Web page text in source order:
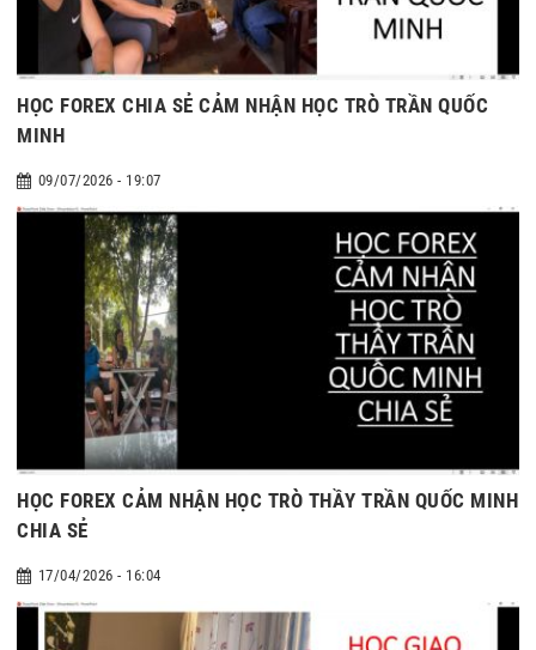
HỌC FOREX CHIA SẺ CẢM NHẬN HỌC TRÒ TRẦN QUỐC
MINH
09/07/2026 - 19:07
HỌC FOREX CẢM NHẬN HỌC TRÒ THẦY TRẦN QUỐC MINH
CHIA SẺ
17/04/2026 - 16:04